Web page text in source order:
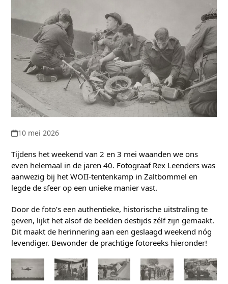
10 mei 2026
Tijdens het weekend van 2 en 3 mei waanden we ons
even helemaal in de jaren 40. Fotograaf Rex Leenders was
aanwezig bij het WOII-tentenkamp in Zaltbommel en
legde de sfeer op een unieke manier vast.
Door de foto’s een authentieke, historische uitstraling te
geven, lijkt het alsof de beelden destijds zélf zijn gemaakt.
Dit maakt de herinnering aan een geslaagd weekend nóg
levendiger. Bewonder de prachtige fotoreeks hieronder!